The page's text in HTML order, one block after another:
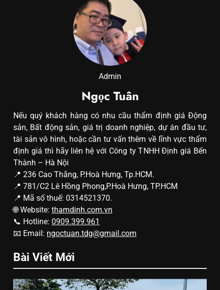
Admin
Ngọc Tuân
Nếu quý khách hàng có nhu cầu thẩm định giá Động
sản, Bất động sản, giá trị doanh nghiệp, dự án đầu tư,
tài sản vô hình, hoặc cần tư vấn thêm về lĩnh vực thẩm
định giá thì hãy liên hệ với Công ty TNHH Định giá Bến
Thành – Hà Nội
📍 236 Cao Thắng, P.Hoà Hưng, Tp.HCM.
📍 781/C2 Lê Hồng Phong,P.Hoà Hưng, TP.HCM
📍 Mã số thuế: 0314521370.
🌐 Website: thamdinh.com.vn
📞 Hotline: 0909.399.961
📧 Email: ngoctuan.tdg@gmail.com
Bài Viết Mới